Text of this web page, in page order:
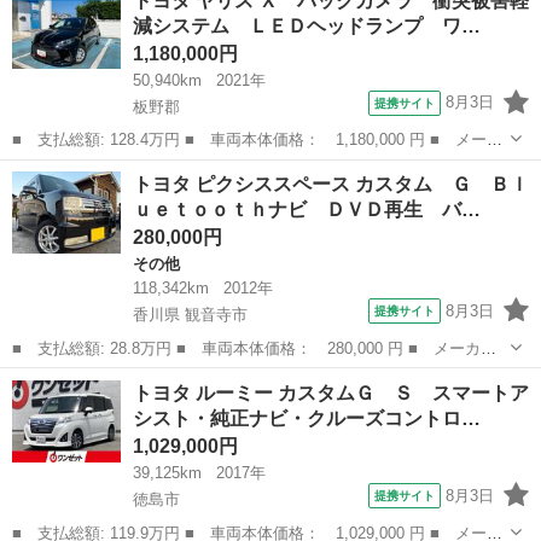
電動格納ミ...
減システム ＬＥＤヘッドランプ ワ…
1,180,000円
50,940km
2021年
板野郡
提携サイト 8月3日
■ 支払総額: 128.4万円 ■ 車両本体価格： 1,180,000 円 ■ メーカ
ー名： トヨタ ■ 車種名： ヤリス ■ グレード名： Ｘ バック
カメラ 衝突被害軽減システム ＬＥＤヘッドランプ ワンオーナー
■ 排...
徳島 板野郡 トヨタ
トヨタ ピクシススペース カスタム Ｇ Ｂｌ
ｕｅｔｏｏｔｈナビ ＤＶＤ再生 バ…
280,000円
その他
118,342km
2012年
香川県 観音寺市
提携サイト 8月3日
■ 支払総額: 28.8万円 ■ 車両本体価格： 280,000 円 ■ メーカー
名： トヨタ ■ 車種名： ピクシススペース ■ グレード名： カ
スタム Ｇ Ｂｌｕｅｔｏｏｔｈナビ ＤＶＤ再生 バックカメラ
ベンチシート...
香川 観音寺市 その他
トヨタ ルーミー カスタムＧ Ｓ スマートア
シスト・純正ナビ・クルーズコントロ…
1,029,000円
39,125km
2017年
徳島市
提携サイト 8月3日
■ 支払総額: 119.9万円 ■ 車両本体価格： 1,029,000 円 ■ メーカ